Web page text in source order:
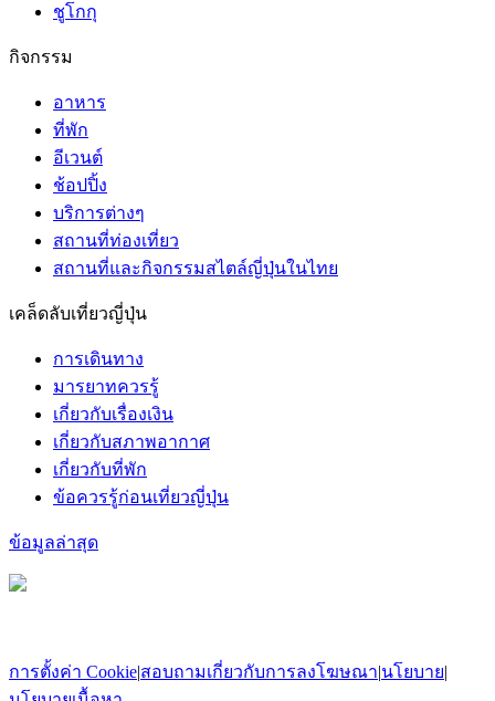
ชูโกกุ
กิจกรรม
อาหาร
ที่พัก
อีเวนต์
ช้อปปิ้ง
บริการต่างๆ
สถานที่ท่องเที่ยว
สถานที่และกิจกรรมสไตล์ญี่ปุ่นในไทย
เคล็ดลับเที่ยวญี่ปุ่น
การเดินทาง
มารยาทควรรู้
เกี่ยวกับเรื่องเงิน
เกี่ยวกับสภาพอากาศ
เกี่ยวกับที่พัก
ข้อควรรู้ก่อนเที่ยวญี่ปุ่น
ข้อมูลล่าสุด
การตั้งค่า Cookie|สอบถามเกี่ยวกับการลงโฆษณา|นโยบาย|